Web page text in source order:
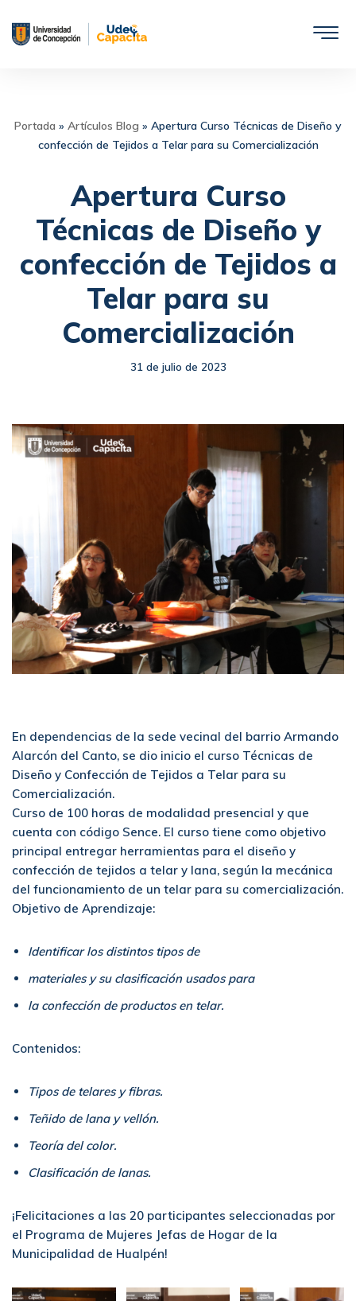
Saltar
Portada » Artículos Blog » Apertura Curso Técnicas de Diseño y
confección de Tejidos a Telar para su Comercialización
Apertura Curso
Técnicas de Diseño y
confección de Tejidos a
Telar para su
Comercialización
31 de julio de 2023
En dependencias de la sede vecinal del barrio Armando
Alarcón del Canto, se dio inicio el curso Técnicas de
Diseño y Confección de Tejidos a Telar para su
Comercialización.
Curso de 100 horas de modalidad presencial y que
cuenta con código Sence. El curso tiene como objetivo
principal entregar herramientas para el diseño y
confección de tejidos a telar y lana, según la mecánica
del funcionamiento de un telar para su comercialización.
Objetivo de Aprendizaje:
Identificar los distintos tipos de
materiales y su clasificación usados para
la confección de productos en telar.
Contenidos:
Tipos de telares y fibras.
Teñido de lana y vellón.
Teoría del color.
Clasificación de lanas.
¡Felicitaciones a las 20 participantes seleccionadas por
el Programa de Mujeres Jefas de Hogar de la
Municipalidad de Hualpén!